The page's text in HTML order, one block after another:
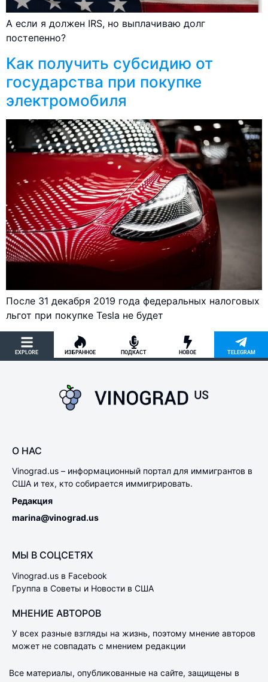
А если я должен IRS, но выплачиваю долг
постепенно?
Как получить субсидию от
государства при покупке
электромобиля
После 31 декабря 2019 года федеральных налоговых
льгот при покупке Tesla не будет
EXPLORE ИЗБРАННОЕ ПОДКАСТ НОВОЕ TELEGRAM
О НАС
Vinograd.us – информационный портал для иммигрантов в
США и тех, кто собирается иммигрировать.
Редакция
marina@vinograd.us
МЫ В СОЦСЕТЯХ
Vinograd.us в Facebook
Группа в Советы и Новости в США
МНЕНИЕ АВТОРОВ
У всех разные взгляды на жизнь, поэтому мнение авторов
может не совпадать с мнением редакции
Все материалы, опубликованные на сайте, защищены в